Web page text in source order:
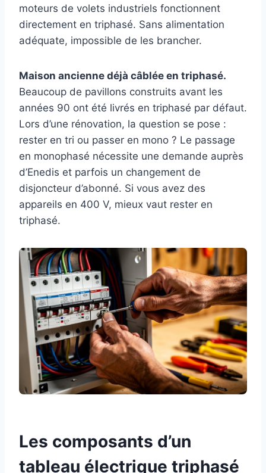
moteurs de volets industriels fonctionnent
directement en triphasé. Sans alimentation
adéquate, impossible de les brancher.
Maison ancienne déjà câblée en triphasé.
Beaucoup de pavillons construits avant les
années 90 ont été livrés en triphasé par défaut.
Lors d’une rénovation, la question se pose :
rester en tri ou passer en mono ? Le passage
en monophasé nécessite une demande auprès
d’Enedis et parfois un changement de
disjoncteur d’abonné. Si vous avez des
appareils en 400 V, mieux vaut rester en
triphasé.
Les composants d’un
tableau électrique triphasé